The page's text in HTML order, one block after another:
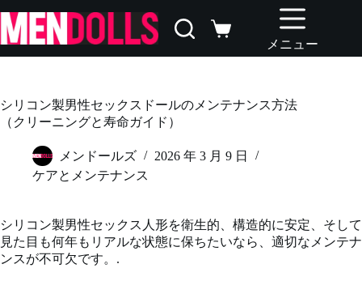
ン
テ
ン
ス
キ
シ
ン
ー
メニュー
シリコン製男性セックスドールのメンテナンス方法
（クリーニングと寿命ガイド）
メンドールズ
2026 年 3 月 9 日
ケアとメンテナンス
シリコン製男性セックス人形を衛生的、構造的に安定、そして
見た目も何年もリアルな状態に保ちたいなら、適切なメンテナ
ンスが不可欠です。.